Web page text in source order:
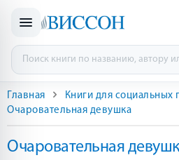
Главная Книги для социальных
Очаровательная девушка
Очаровательная